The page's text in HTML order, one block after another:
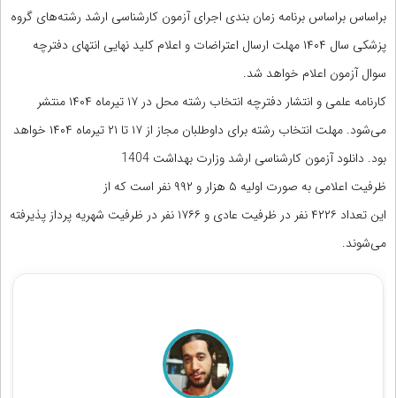
براساس براساس برنامه زمان بندی اجرای آزمون کارشناسی ارشد رشته‌های گروه
پزشکی سال ۱۴۰۴ مهلت ارسال اعتراضات و اعلام کلید نهایی انتهای دفترچه
سوال آزمون اعلام خواهد شد.
کارنامه علمی و انتشار دفترچه انتخاب رشته محل در ۱۷ تیرماه
منتشر
می‌شود. مهلت انتخاب رشته برای داوطلبان مجاز از ۱۷ تا ۲۱ تیرماه
خواهد
بود. دانلود آزمون کارشناسی ارشد وزارت بهداشت 1404
ظرفیت اعلامی به صورت اولیه ۵ هزار و ۹۹۲ نفر است که از
این تعداد
نفر در ظرفیت عادی و
نفر در ظرفیت شهریه پرداز پذیرفته
می‌شوند.